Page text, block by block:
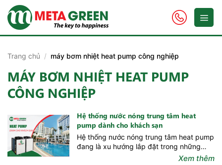
Skip
content
Trang chủ / máy bơm nhiệt heat pump công nghiệp
MÁY BƠM NHIỆT HEAT PUMP
CÔNG NGHIỆP
Hệ thống nước nóng trung tâm heat
pump dành cho khách sạn
Hệ thống nước nóng trung tâm heat pump
đang là xu hướng lắp đặt trong những
năm gần đây không chỉ dành riêng cho
Xem thêm